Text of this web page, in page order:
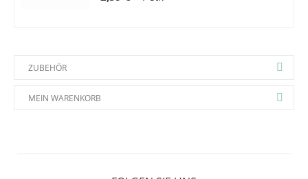
ZUBEHÖR
MEIN WARENKORB